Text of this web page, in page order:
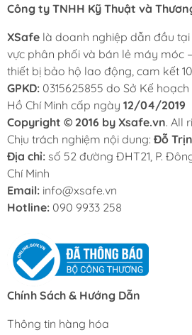
Công ty TNHH Kỹ Thuật và
XSafe là doanh nghiệp dẫn đầu
vực phân phối và bán lẻ máy móc
thiết bị bảo hộ lao động, cam kết
GPKD: 0315625855 do Sở Kế
Hồ Chí Minh cấp ngày 12/04/2019
Copyright © 2016 by Xsafe.vn. All
Chịu trách nghiệm nội dung: Đỗ
Địa chỉ: số 52 đường ĐHT21, P.
Chí Minh
Email: info@xsafe.vn
Hotline: 090 9933 258
Chính Sách & Hướng Dẫn
Thông tin hàng hóa